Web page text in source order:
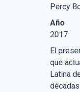
Percy
Año
2017
El
que
Latina